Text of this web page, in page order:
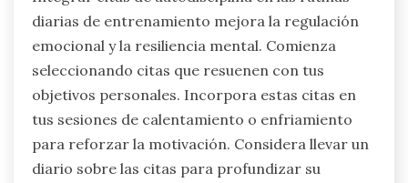
diarias de entrenamiento mejora la regulación
emocional y la resiliencia mental. Comienza
seleccionando citas que resuenen con tus
objetivos personales. Incorpora estas citas en
tus sesiones de calentamiento o enfriamiento
para reforzar la motivación. Considera llevar un
diario sobre las citas para profundizar su